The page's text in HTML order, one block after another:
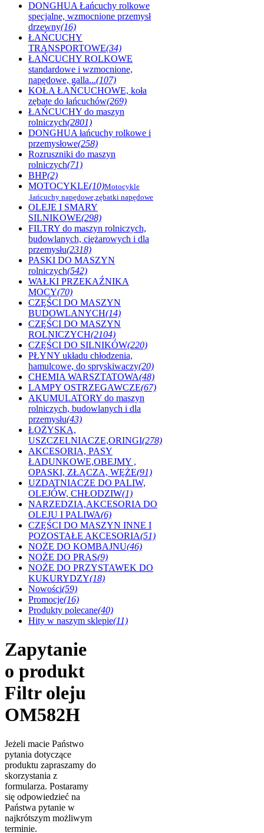
DONGHUA Łańcuchy rolkowe
specjalne, wzmocnione przemysł
drzewny(16)
ŁAŃCUCHY
TRANSPORTOWE(34)
ŁAŃCUCHY ROLKOWE
standardowe i wzmocnione,
napędowe, galla...(107)
KOŁA ŁAŃCUCHOWE, koła
zębate do łańcuchów(269)
ŁAŃCUCHY do maszyn
rolniczych(2801)
DONGHUA łańcuchy rolkowe i
przemysłowe(258)
Rozruszniki do maszyn
rolniczych(71)
BHP(2)
MOTOCYKLE(10)Motocykle
,łańcuchy napędowe,zębatki napędowe
OLEJE I SMARY
SILNIKOWE(298)
FILTRY do maszyn rolniczych,
budowlanych, ciężarowych i dla
przemysłu(2318)
PASKI DO MASZYN
rolniczych(542)
WAŁKI PRZEKAŹNIKA
MOCY(70)
CZĘŚCI DO MASZYN
BUDOWLANYCH(14)
CZĘŚCI DO MASZYN
ROLNICZYCH(2104)
CZĘŚCI DO SILNIKÓW(220)
PŁYNY układu chłodzenia,
hamulcowe, do spryskiwaczy(20)
CHEMIA WARSZTATOWA(48)
LAMPY OSTRZEGAWCZE(67)
AKUMULATORY do maszyn
rolniczych, budowlanych i dla
przemysłu(43)
ŁOŻYSKA,
USZCZELNIACZE,ORINGI(278)
AKCESORIA, PASY
ŁADUNKOWE,OBEJMY ,
OPASKI, ZŁĄCZA, WĘŻE(91)
UZDATNIACZE DO PALIW,
OLEJÓW, CHŁODZIW(1)
NARZEDZIA,AKCESORIA DO
OLEJU I PALIWA(6)
CZĘŚCI DO MASZYN INNE I
POZOSTAŁE AKCESORIA(51)
NOŻE DO KOMBAJNU(46)
NOŻE DO PRAS(9)
NOŻE DO PRZYSTAWEK DO
KUKURYDZY(18)
Nowości(59)
Promocje(16)
Produkty polecane(40)
Hity w naszym sklepie(11)
Zapytanie
o produkt
Filtr oleju
OM582H
Jeżeli macie Państwo
pytania dotyczące
produktu zapraszamy do
skorzystania z
formularza. Postaramy
się odpowiedzieć na
Państwa pytanie w
najkrótszym możliwym
terminie.